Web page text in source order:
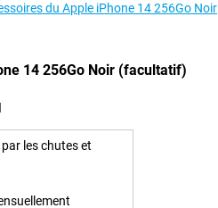
du Apple iPhone 14 256Go Noir
14 256Go Noir (facultatif)
les chutes et